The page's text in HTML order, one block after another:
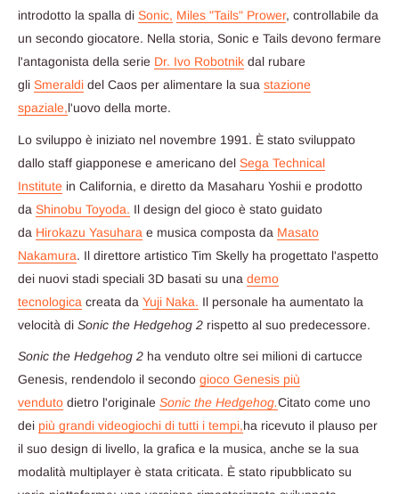
introdotto la spalla di Sonic, Miles "Tails" Prower, controllabile da
un secondo giocatore. Nella storia, Sonic e Tails devono fermare
l'antagonista della serie Dr. Ivo Robotnik dal rubare
gli Smeraldi del Caos per alimentare la sua stazione
spaziale,l'uovo della morte.
Lo sviluppo è iniziato nel novembre 1991. È stato sviluppato
dallo staff giapponese e americano del Sega Technical
Institute in California, e diretto da Masaharu Yoshii e prodotto
da Shinobu Toyoda. Il design del gioco è stato guidato
da Hirokazu Yasuhara e musica composta da Masato
Nakamura. Il direttore artistico Tim Skelly ha progettato l'aspetto
dei nuovi stadi speciali 3D basati su una demo
tecnologica creata da Yuji Naka. Il personale ha aumentato la
velocità di Sonic the Hedgehog 2 rispetto al suo predecessore.
Sonic the Hedgehog 2 ha venduto oltre sei milioni di cartucce
Genesis, rendendolo il secondo gioco Genesis più
venduto dietro l'originale Sonic the Hedgehog.Citato come uno
dei più grandi videogiochi di tutti i tempi,ha ricevuto il plauso per
il suo design di livello, la grafica e la musica, anche se la sua
modalità multiplayer è stata criticata. È stato ripubblicato su